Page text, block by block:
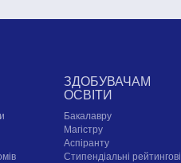
ЗДОБУВАЧАМ
ОСВІТИ
Бакалавру
Магістру
Аспіранту
Стипендіальні рейтингові